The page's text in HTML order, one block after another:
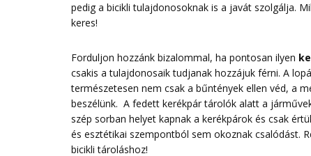
pedig a bicikli tulajdonosoknak is a javát szolgálja.
keres!
Forduljon hozzánk bizalommal, ha pontosan ilyen
csakis a tulajdonosaik tudjanak hozzájuk férni. A
természetesen nem csak a bűntények ellen véd, a
beszélünk. A fedett kerékpár tárolók alatt a
szép sorban helyet kapnak a kerékpárok és csak
és esztétikai szempontból sem okoznak csalódást.
bicikli tároláshoz!